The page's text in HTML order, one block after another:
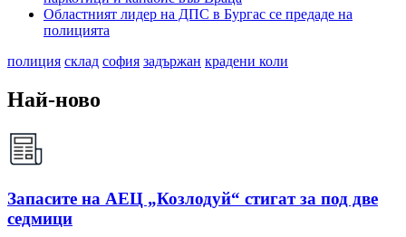
Областният лидер на ДПС в Бургас се предаде на
полицията
полиция склад софия задържан крадени коли
Най-ново
Запасите на АЕЦ „Козлодуй“ стигат за под две
седмици